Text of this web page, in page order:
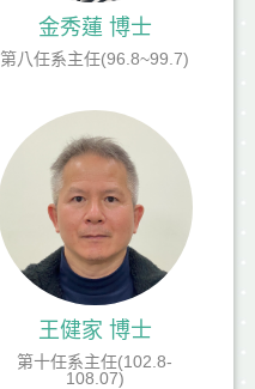
金秀蓮 博士
第八任系主任(96.8~99.7)
王健家 博士
第十任系主任(102.8-
108.07)